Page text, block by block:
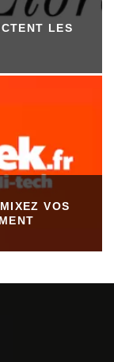
LES
VOS